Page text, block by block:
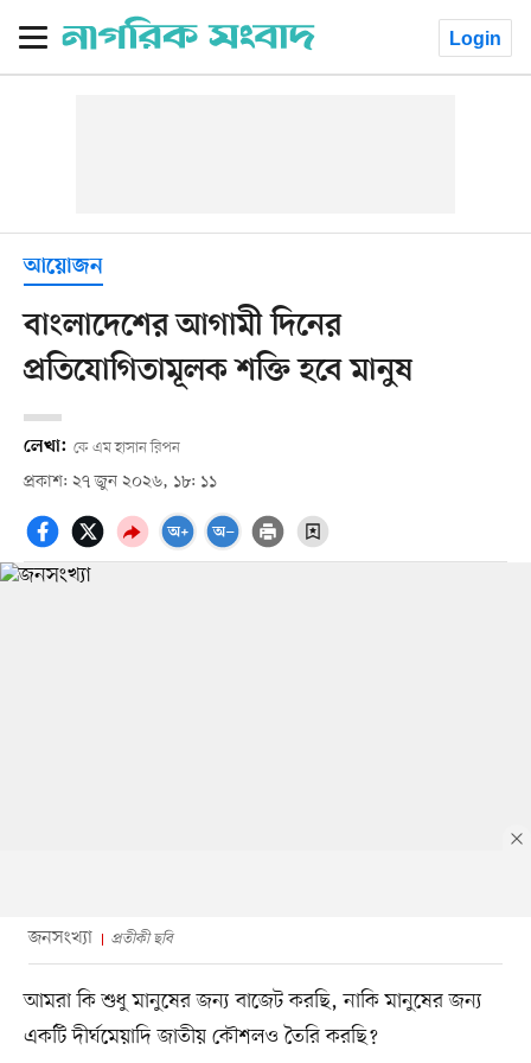
Login
আয়োজন
বাংলাদেশের আগামী দিনের
প্রতিযোগিতামূলক শক্তি হবে মানুষ
লেখা: কে এম হাসান রিপন
প্রকাশ: ২৭ জুন ২০২৬, ১৮: ১১
জনসংখ্যা প্রতীকী ছবি
আমরা কি শুধু মানুষের জন্য বাজেট করছি, নাকি মানুষের জন্য
একটি দীর্ঘমেয়াদি জাতীয় কৌশলও তৈরি করছি?